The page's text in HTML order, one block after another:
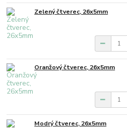
Zelený čtverec, 26x5mm
Oranžový čtverec, 26x5mm
Modrý čtverec, 26x5mm